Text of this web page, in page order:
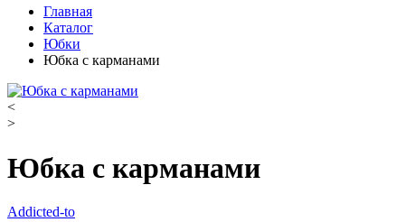
Главная
Каталог
Юбки
Юбка с карманами
<
>
Юбка с карманами
Addicted-to